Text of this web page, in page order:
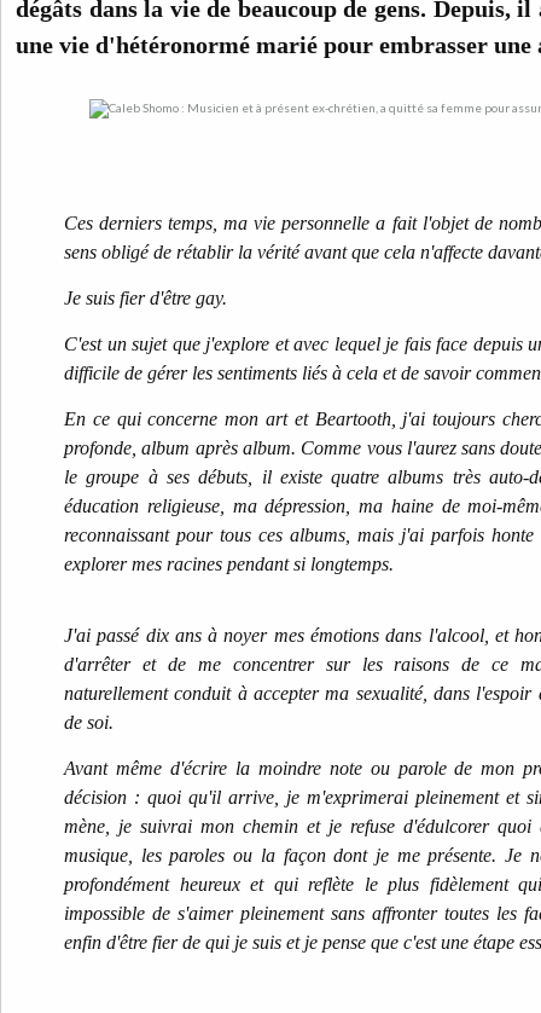
dégâts dans la vie de beaucoup de gens. Depuis,
une vie d'hétéronormé marié pour embrasser
Ces derniers temps, ma vie personnelle a fait l'objet de
sens obligé de rétablir la vérité avant que cela n'affecte
Je suis fier d'être gay.
C'est un sujet que j'explore et avec lequel je fais face depuis
difficile de gérer les sentiments liés à cela et de savoir
En ce qui concerne mon art et Beartooth, j'ai toujours
profonde, album après album. Comme vous l'aurez sans
le groupe à ses débuts, il existe quatre albums très auto-
éducation religieuse, ma dépression, ma haine de moi-
reconnaissant pour tous ces albums, mais j'ai parfois
explorer mes racines pendant si longtemps.
J'ai passé dix ans à noyer mes émotions dans l'alcool, et
d'arrêter et de me concentrer sur les raisons de ce
naturellement conduit à accepter ma sexualité, dans
de soi.
Avant même d'écrire la moindre note ou parole de mon
décision : quoi qu'il arrive, je m'exprimerai pleinement et
mène, je suivrai mon chemin et je refuse d'édulcorer
musique, les paroles ou la façon dont je me présente. Je
profondément heureux et qui reflète le plus fidèlement
impossible de s'aimer pleinement sans affronter toutes les
enfin d'être fier de qui je suis et je pense que c'est une étape